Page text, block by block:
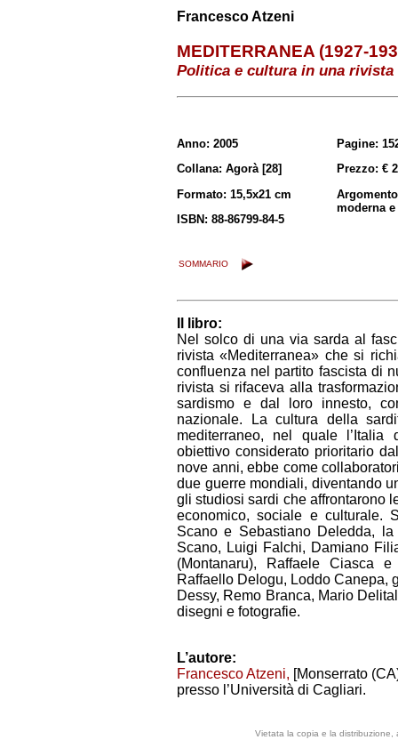
Francesco Atzeni
MEDITERRANEA (1927-
Politica e cultura in una rivista
Anno: 2005
Collana: Agorà [28]
Formato: 15,5x21 cm
ISBN: 88-86799-84-5
SOMMARIO
Pagine:
Prezzo: €
moderna
Il libro:
Nel solco di una via sarda al
rivista «Mediterranea» che si
confluenza nel partito fascista di
rivista si rifaceva alla
sardismo e dal loro innesto,
nazionale. La cultura della
mediterraneo, nel quale
obiettivo considerato prioritario
nove anni, ebbe come
due guerre mondiali, diventando
gli studiosi sardi che affrontarono
economico, sociale e culturale.
Scano e Sebastiano Deledda,
Scano, Luigi Falchi, Damiano
(Montanaru), Raffaele Ciasca
Raffaello Delogu, Loddo Canepa,
Dessy, Remo Branca, Mario
disegni e fotografie.
L’autore:
Francesco Atzeni, [Monserrato
presso l’Università di Cagliari.
Vietata la copia e la distribuzione,